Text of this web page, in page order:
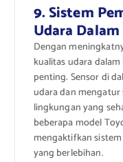
9. Sistem
Udara
Dengan
kualitas udara
penting. Sensor di
udara dan
lingkungan yang
beberapa model
mengaktifkan
yang berlebihan.